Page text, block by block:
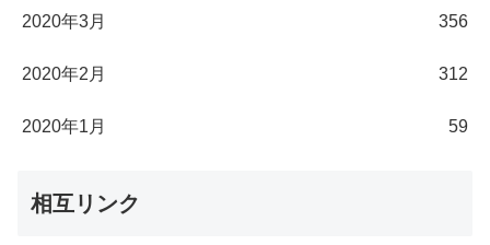
2020年3月 356
2020年2月 312
2020年1月 59
相互リンク